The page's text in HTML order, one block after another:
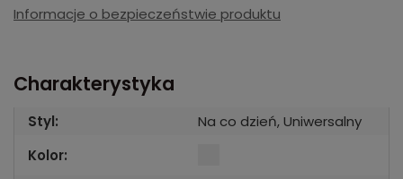
Informacje o bezpieczeństwie produktu
Charakterystyka
Styl:
Na co dzień, Uniwersalny
Kolor: